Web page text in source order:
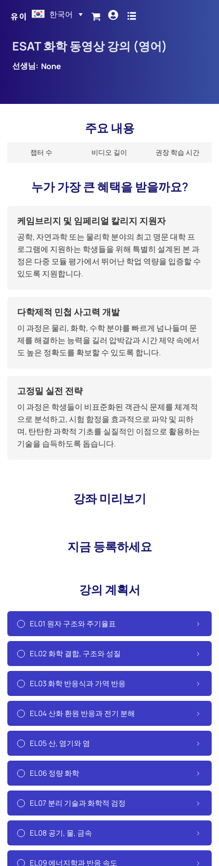
한국어
ESAT 화학 동영상 강의 (영어)
선생님: None
주요 내용
챕터 수 비디오 길이 권장 학습 시간
누가 가장 큰 혜택을 받을까요?
케임브리지 및 임페리얼 칼리지 지원자
공학, 자연과학 또는 물리학 분야의 최고 명문 대학 프
로그램에 지원하는 학생들을 위해 특별히 설계된 본 과
정은 다중 모듈 평가에서 뛰어난 학업 역량을 입증할 수
있도록 지원합니다.
다학제적 민첩 사고력 개발
이 과정은 물리, 화학, 수학 분야를 빠르게 넘나들며 문
제를 해결하는 능력을 길러 압박감과 시간 제약 속에서
도 높은 정확도를 확보할 수 있도록 합니다.
고정밀 실전 전략
이 과정은 학생들이 비표준화된 객관식 문제를 체계적
으로 분석하고, 시험 함정을 효과적으로 파악 및 피하
며, 탄탄한 과학적 기초를 실질적인 이점으로 활용하는
기술을 습득하도록 돕습니다.
강좌 미리보기
지금 등록하세요
강의 계획서
EL01 원자 구조와 주기율표
EL02 화학 결합, 구조와 성질
EL03 화학 반응식과 가역 반응
EL04 산화 환원 반응과 전기 분해
EL05 산, 염기와 염
EL06 정량 화학
EL07 분리 기술과 화학적 검정
EL08 공기, 물, 금속
EL09 에너지학과 반응 속도